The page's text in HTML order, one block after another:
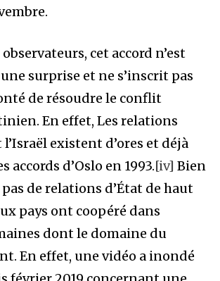
cet accord n’est
surprise et ne s’inscrit pas
de résoudre le conflit
En effet, Les relations
l’Israël existent d’ores et déjà
accords d’Oslo en 1993.[iv] Bien
pas de relations d’État de haut
pays ont coopéré dans
dont le domaine du
En effet, une vidéo a inondé